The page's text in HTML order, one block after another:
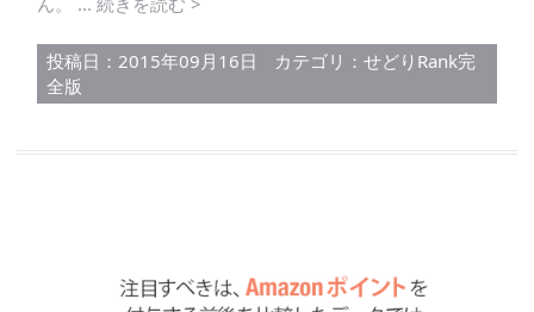
投稿日：2015年09月16日 カテゴリ： せどりRank完
全版